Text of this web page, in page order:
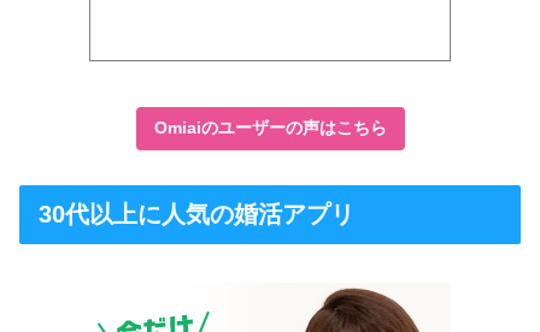
Omiaiのユーザーの声はこちら
30代以上に人気の婚活アプリ